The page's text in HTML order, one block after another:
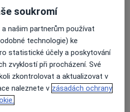
se otevře v nové záložce
kalendář není aktivní
udělat?
návštěvy)
přijímá pacienty na pojišťovnu
soukromí
našim partnerům používat
technologie) ke
statistické účely a poskytování
zvyklostí při procházení. Své
zkontrolovat a aktualizovat v
naleznete v zásadách ochrany